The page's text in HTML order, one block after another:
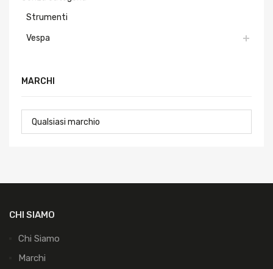
Strumenti
Vespa
MARCHI
CHI SIAMO
Chi Siamo
Marchi